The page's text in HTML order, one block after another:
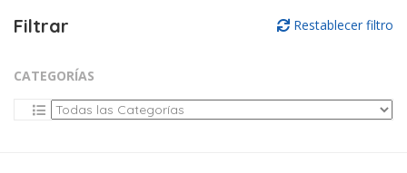
Filtrar Restablecer filtro
CATEGORÍAS